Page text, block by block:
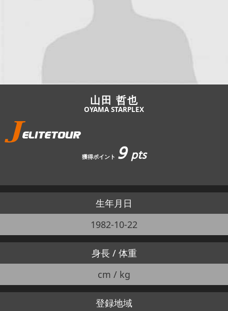
エントリー
JBCF ROAD SERIESとは
山田 哲也
OYAMA STARPLEX
獲得ポイント 9pts
生年月日
1982-10-22
身長 / 体重
cm / kg
登録地域